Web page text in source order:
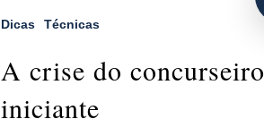
Dicas Técnicas
A crise do concurseiro
iniciante